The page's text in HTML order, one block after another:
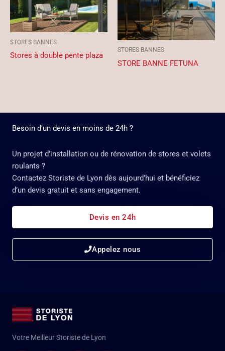
STORES BANNES
Stores à double pente plaza
STORES BANNES
STORE BANNE FETUNA
Besoin d'un devis en moins de 24h ?
Un projet d’installation ou de rénovation de stores et volets
roulants ?
Contactez Storiste de Lyon dès aujourd’hui et bénéficiez
d’un devis gratuit et sans engagement.
Devis en 24h
Appelez nous
Votre Meilleur Storiste de Lyon